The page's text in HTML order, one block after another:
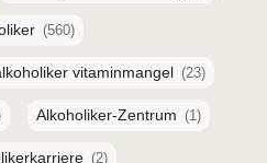
(560)
vitaminmangel (23)
Alkoholiker-Zentrum (1)
(2)